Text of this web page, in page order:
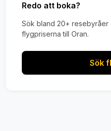
Redo att boka?
Sök bland 20+ resebyråer
flygpriserna till Oran.
Sök